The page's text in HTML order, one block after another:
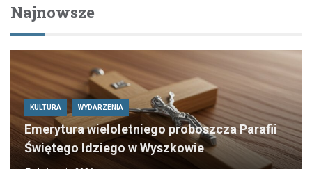
Najnowsze
KULTURA WYDARZENIA
Emerytura wieloletniego proboszcza Parafii
Świętego Idziego w Wyszkowie